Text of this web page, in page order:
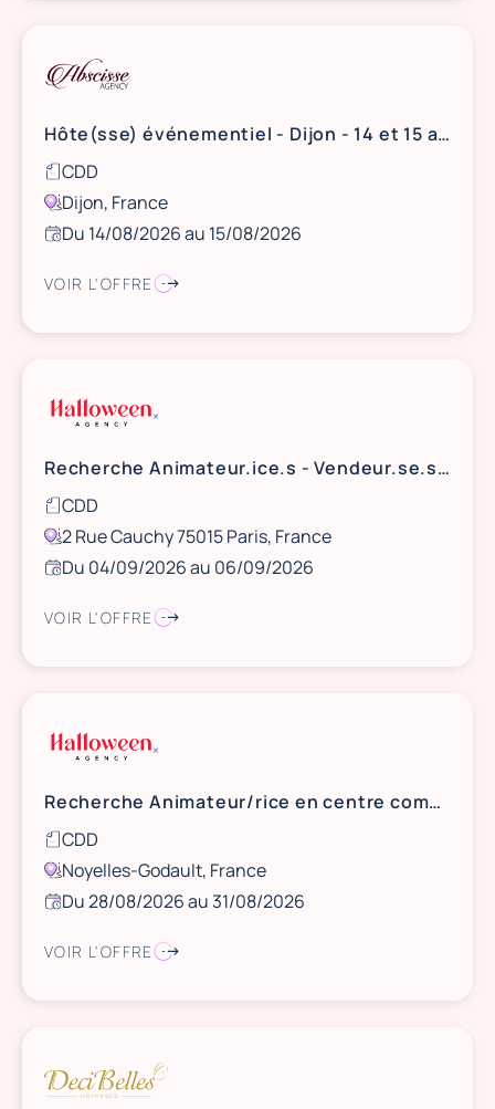
Hôte(sse) événementiel - Dijon - 14 et 15 août
CDD
Dijon, France
Du 14/08/2026 au 15/08/2026
VOIR L'OFFRE
Recherche Animateur.ice.s - Vendeur.se.s - Pop-Up store - Marque de beauté Coréenne -
CDD
2 Rue Cauchy 75015 Paris, France
Du 04/09/2026 au 06/09/2026
VOIR L'OFFRE
Recherche Animateur/rice en centre commercial - BACK TO SCHOOL
CDD
Noyelles-Godault, France
Du 28/08/2026 au 31/08/2026
VOIR L'OFFRE